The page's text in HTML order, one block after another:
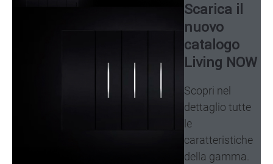
Scarica il
nuovo
catalogo
Living NOW
Scopri nel
dettaglio tutte
le
caratteristiche
della gamma.